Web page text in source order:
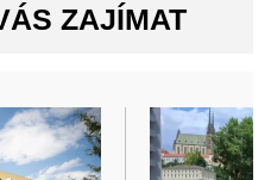
ZAJÍMAT